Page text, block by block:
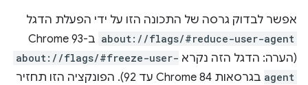
אפשר לבדוק גרסה של התכונה הזו על ידי הפעלת הדגל
about://flags/#reduce-user-agent
ב-Chrome 93
(הערה: הדגל הזה נקרא about://flags/#freeze-user-
agent
בגרסאות Chrome 84 עד 92). הפונקציה הזו תחזיר